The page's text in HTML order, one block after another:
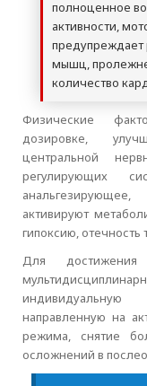
полноценное
активности,
предупреждает
мышц,
количество
Физические
дозировке,
центральной
регулирующих
активируют
гипоксию,
Для достижения
направленную на
режима, снятие
осложнений в